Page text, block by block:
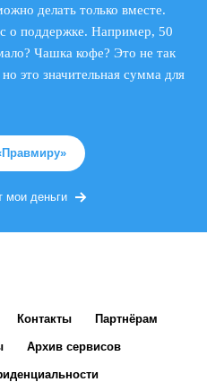
делать только вместе.
о поддержке. Например, 50
Чашка кофе? Это не так
это значительная сумма для
мои деньги
Контакты Партнёрам
Архив сервисов